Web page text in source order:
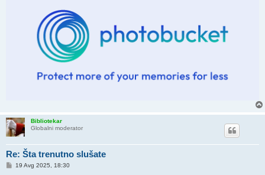
Bibliotekar
Globalni moderator
Re: Šta trenutno slušate
P19 Avg 2025, 18:30